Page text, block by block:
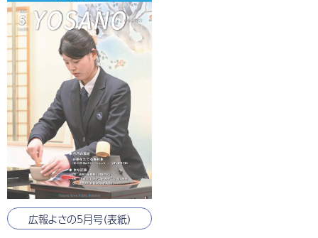
広報よさの5月号（表紙）